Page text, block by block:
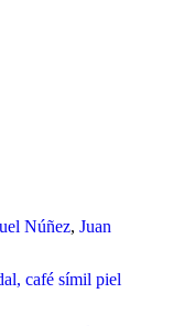
Núñez, Juan
café símil piel